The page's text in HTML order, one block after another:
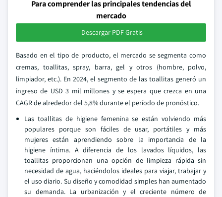
Para comprender las principales tendencias del
mercado
Descargar PDF Gratis
Basado en el tipo de producto, el mercado se segmenta como
cremas, toallitas, spray, barra, gel y otros (hombre, polvo,
limpiador, etc.). En 2024, el segmento de las toallitas generó un
ingreso de USD 3 mil millones y se espera que crezca en una
CAGR de alrededor del 5,8% durante el período de pronóstico.
Las toallitas de higiene femenina se están volviendo más
populares porque son fáciles de usar, portátiles y más
mujeres están aprendiendo sobre la importancia de la
higiene íntima. A diferencia de los lavados líquidos, las
toallitas proporcionan una opción de limpieza rápida sin
necesidad de agua, haciéndolos ideales para viajar, trabajar y
el uso diario. Su diseño y comodidad simples han aumentado
su demanda. La urbanización y el creciente número de